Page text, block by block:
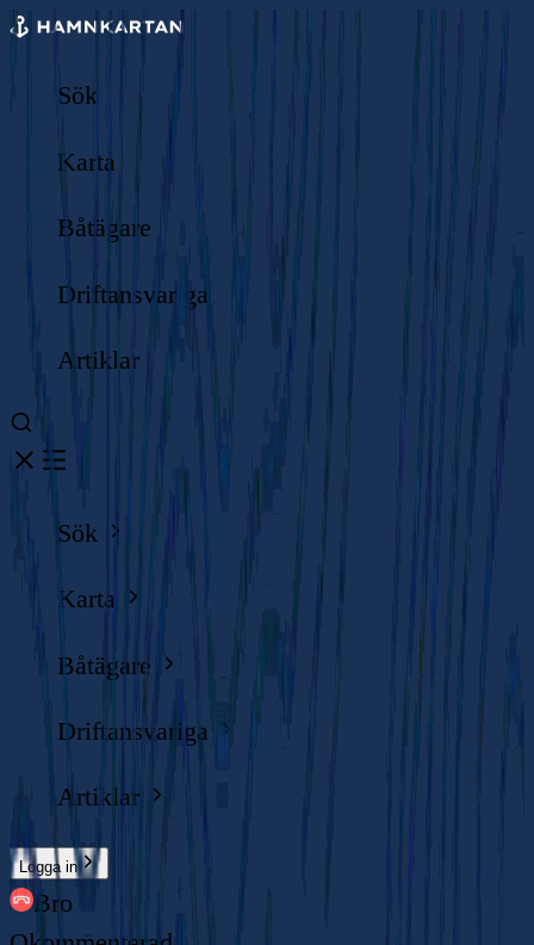
Sök
Karta
Båtägare
Driftansvariga
Artiklar
Sök
Karta
Båtägare
Driftansvariga
Artiklar
Logga in
Bro